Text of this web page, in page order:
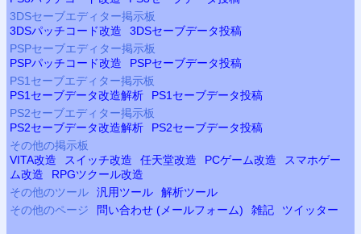
3DSセーブエディター掲示板
3DSパッチコード改造
3DSセーブデータ投稿
PSPセーブエディター掲示板
PSPパッチコード改造 PSPセーブデータ投稿
PS1セーブエディター掲示板
PS1セーブデータ改造解析 PS1セーブデータ投稿
PS2セーブエディター掲示板
PS2セーブデータ改造解析 PS2セーブデータ投稿
その他の掲示板
VITA改造
スイッチ改造 任天堂改造 PCゲーム改造
スマホゲー
ム改造
RPGツクール改造
その他のツール
汎用ツール
解析ツール
その他のページ
問い合わせ (メールフォーム) 雑記 ツイッター